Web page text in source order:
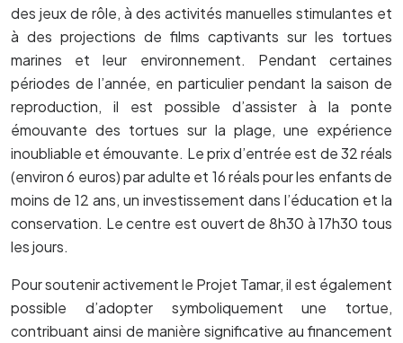
des jeux de rôle, à des activités manuelles stimulantes et
à des projections de films captivants sur les tortues
marines et leur environnement. Pendant certaines
périodes de l’année, en particulier pendant la saison de
reproduction, il est possible d’assister à la ponte
émouvante des tortues sur la plage, une expérience
inoubliable et émouvante. Le prix d’entrée est de 32 réals
(environ 6 euros) par adulte et 16 réals pour les enfants de
moins de 12 ans, un investissement dans l’éducation et la
conservation. Le centre est ouvert de 8h30 à 17h30 tous
les jours.
Pour soutenir activement le Projet Tamar, il est également
possible d’adopter symboliquement une tortue,
contribuant ainsi de manière significative au financement